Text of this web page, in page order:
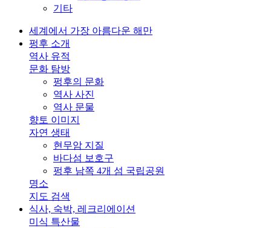
기타
세계에서 가장 아름다운 해만
펑후 소개
역사 유적
문화 탐방
펑후의 문화
역사 사진
역사 문물
향토 이미지
자연 생태
현무암 지질
바다섬 보호구
펑후 남쪽 4개 섬 국립공원
명소
지도 검색
식사, 숙박, 레크리에이션
미식 특산물